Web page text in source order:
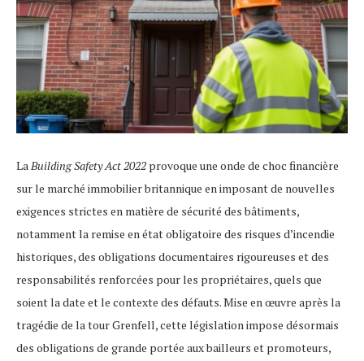
LaBuilding Safety Act 2022 provoque une onde de choc financière
sur le marché immobilier britannique en imposant de nouvelles
exigences strictes en matière de sécurité des bâtiments,
notamment la remise en état obligatoire des risques d’incendie
historiques, des obligations documentaires rigoureuses et des
responsabilités renforcées pour les propriétaires, quels que
soient la date et le contexte des défauts. Mise en œuvre après la
tragédie de la tour Grenfell, cette législation impose désormais
des obligations de grande portée aux bailleurs et promoteurs,